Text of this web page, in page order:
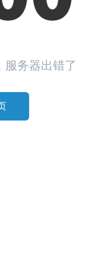
服务器出错了